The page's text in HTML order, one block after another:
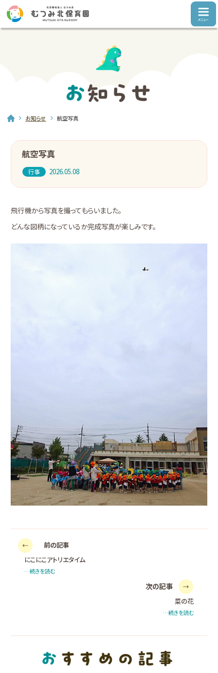
お知らせ 航空写真
航空写真
行事 2026.05.08
飛行機から写真を撮ってもらいました。
どんな図柄になっているか完成写真が楽しみです。
前の記事
にこにこアトリエタイム
…続きを読む
次の記事
菜の花
…続きを読む